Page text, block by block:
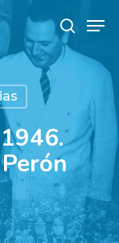
search